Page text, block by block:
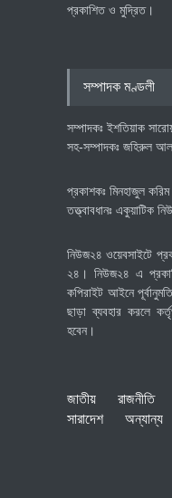
প্রকাশিত ও মুদ্রিত।
সম্পাদক মণ্ডলী
সম্পাদকঃ ইশতিয়াক
সহ-সম্পাদকঃ জহিরুল
প্রকাশকঃ মিনহাজুল করিম
তত্ত্বাবধানঃ একুয়াটিক
নিউজ২৪ ওয়েবসাইটে
২৪। নিউজ২৪ এ
কপিরাইট আইনে
ছাড়া ব্যবহার করলে
হবেন।
জাতীয় রাজনীতি
সারাদেশ
অন্যান্য